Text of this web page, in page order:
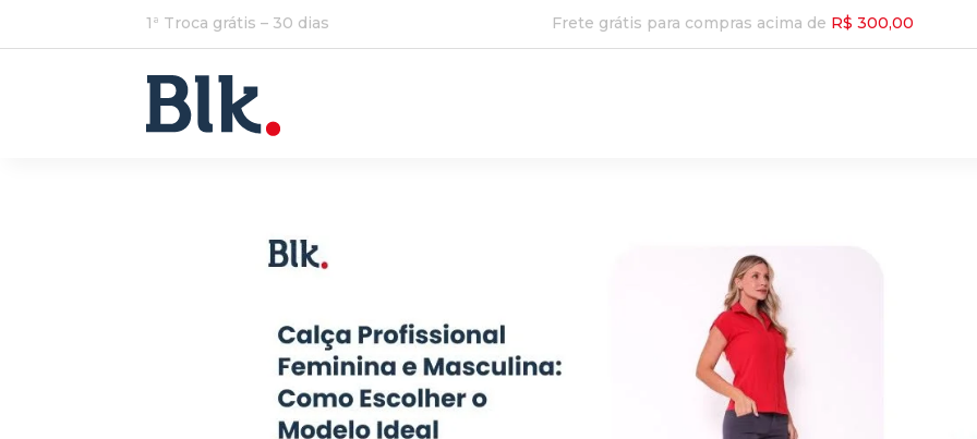
1ª Troca grátis – 30 dias Frete grátis para compras acima de R$ 300,00